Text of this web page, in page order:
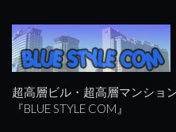
超高層ビル・超高層マンショ
『BLUE STYLE COM』